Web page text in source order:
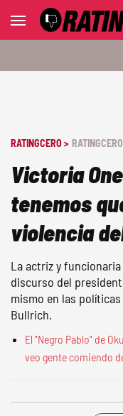
RATINGCERO > RATINGCERO
Victoria
tenemos
violencia
La actriz y
discurso del
mismo en las
Bullrich.
El "Negro Pablo" de
veo gente comiendo